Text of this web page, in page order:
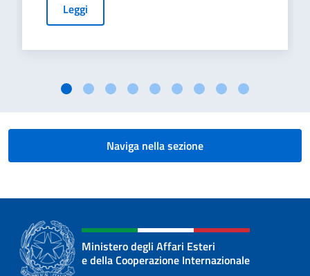
Leggi
Naviga nella sezione
Ministero degli Affari Esteri
e della Cooperazione Internazionale